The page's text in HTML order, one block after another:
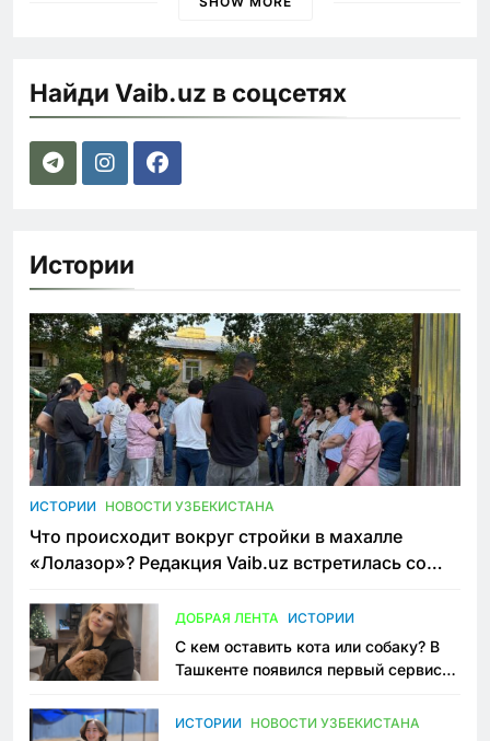
Найди Vaib.uz в соцсетях
Истории
ИСТОРИИ НОВОСТИ УЗБЕКИСТАНА
Что происходит вокруг стройки в махалле
«Лолазор»? Редакция Vaib.uz встретилась со
ДОБРАЯ ЛЕНТА ИСТОРИИ
С кем оставить кота или собаку? В
Ташкенте появился первый сервис
ИСТОРИИ НОВОСТИ УЗБЕКИСТАНА